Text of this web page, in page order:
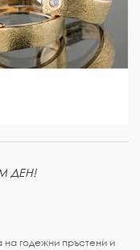
ДЕН!
годежни пръстени и